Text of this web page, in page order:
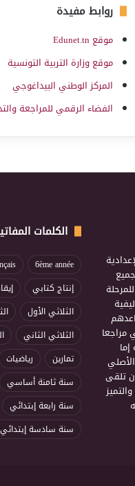
روابط مفيدة
موقع Edunet.tn
موقع وزارة التربية التونسية
المركز الوطني البيداغوجي
الفضاء الرقمي للمراجعة
مراجعا
تلقى
الكلمات
6ème année
إنتاج كتابي
الثلاثي الأول
الثلاثي الثاني
تمارين
رياضيات
سنة ثامنة أساسي
سنة رابعة إبتدائي
سنة سادسة إبتدائي